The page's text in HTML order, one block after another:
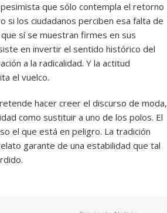
que sólo contempla el retorno
si los ciudadanos perciben esa falta de
sí se muestran firmes en sus
en invertir el sentido histórico del
a la radicalidad. Y la actitud
el vuelco.
hacer creer el discurso de moda,
como sustituir a uno de los polos. El
el que está en peligro. La tradición
garante de una estabilidad que tal